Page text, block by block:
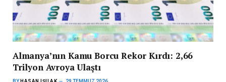
Almanya’nın Kamu Borcu Rekor Kırdı: 2,66
Trilyon Avroya Ulaştı